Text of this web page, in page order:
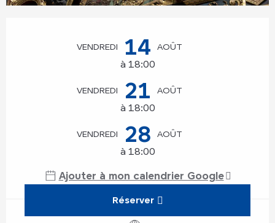
VENDREDI 14 AOÛT
à 18:00
VENDREDI 21 AOÛT
à 18:00
VENDREDI 28 AOÛT
à 18:00
Ajouter à mon calendrier Google
Réserver